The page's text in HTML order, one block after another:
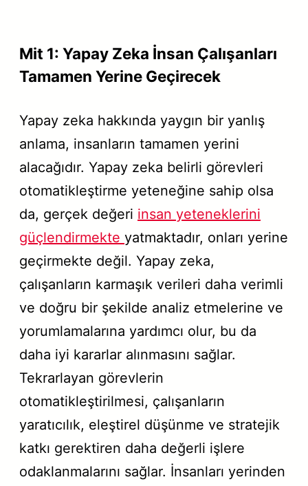
Mit 1: Yapay Zeka İnsan Çalışanları
Tamamen Yerine Geçirecek
Yapay zeka hakkında yaygın bir yanlış
anlama, insanların tamamen yerini
alacağıdır. Yapay zeka belirli görevleri
otomatikleştirme yeteneğine sahip olsa
da, gerçek değeri insan yeteneklerini
güçlendirmekte yatmaktadır, onları yerine
geçirmekte değil. Yapay zeka,
çalışanların karmaşık verileri daha verimli
ve doğru bir şekilde analiz etmelerine ve
yorumlamalarına yardımcı olur, bu da
daha iyi kararlar alınmasını sağlar.
Tekrarlayan görevlerin
otomatikleştirilmesi, çalışanların
yaratıcılık, eleştirel düşünme ve stratejik
katkı gerektiren daha değerli işlere
odaklanmalarını sağlar. İnsanları yerinden